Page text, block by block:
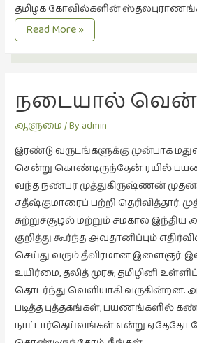
இலக்கியம்
இன்னொரு
உலக
இலக்கியப்
பேருரைகள்
ஊடகம்
எனக்குப்
பிடித்த
கதைகள்
(39)
எனது
பரிந்துரைகள்
தமிழக கோவில்களின்
இணையதளங்கள்
–
Read More »
நடையால்
ஆளுமை/ By admin
இரண்டு வருடங்களுக்கு முன்பாக
சென்று கொண்டிருந்தேன். ரயில்
வந்த நண்பர் முத்துகிருஷ்ணன்
சதீஷ்குமாரைப் பற்றி தெரிவித்தார்.
சுற்றுச்சூழல் மற்றும் சமகால இந்திய
குறித்து கூர்ந்த அவதானிப்பும்
செய்து வரும் தீவிரமான இளைஞர்.
உயிர்மை, தலித் முரசு, தமிழினி
தொடர்ந்து வெளியாகி
படித்த புத்தகங்கள், பயணங்களில்
நாட்டார்தெய்வங்கள் என்று ஏதேதோ